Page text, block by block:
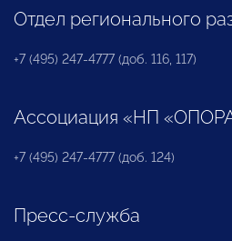
Отдел регионального
+7 (495) 247-4777 (доб. 116, 117)
Ассоциация «НП
+7 (495) 247-4777 (доб. 124)
Пресс-служба